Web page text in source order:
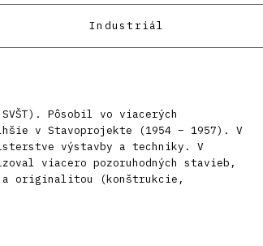
Industriál
Pôsobil vo viacerých
v Stavoprojekte (1954 – 1957). V
výstavby a techniky. V
viacero pozoruhodných stavieb,
a originalitou (konštrukcie,